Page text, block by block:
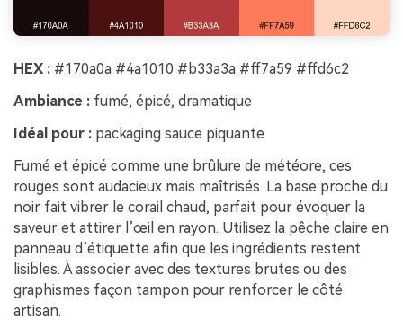
HEX : #170a0a #4a1010 #b33a3a #ff7a59 #ffd6c2
Ambiance : fumé, épicé, dramatique
Idéal pour : packaging sauce piquante
Fumé et épicé comme une brûlure de météore, ces
rouges sont audacieux mais maîtrisés. La base proche du
noir fait vibrer le corail chaud, parfait pour évoquer la
saveur et attirer l’œil en rayon. Utilisez la pêche claire en
panneau d’étiquette afin que les ingrédients restent
lisibles. À associer avec des textures brutes ou des
graphismes façon tampon pour renforcer le côté
artisan.